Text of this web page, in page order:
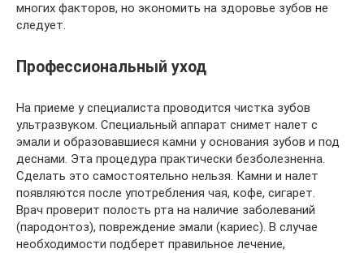
многих факторов, но экономить на здоровье зубов не
следует.
Профессиональный уход
На приеме у специалиста проводится чистка зубов
ультразвуком. Специальный аппарат снимет налет с
эмали и образовавшиеся камни у основания зубов и под
деснами. Эта процедура практически безболезненна.
Сделать это самостоятельно нельзя. Камни и налет
появляются после употребления чая, кофе, сигарет.
Врач проверит полость рта на наличие заболеваний
(пародонтоз), повреждение эмали (кариес). В случае
необходимости подберет правильное лечение,